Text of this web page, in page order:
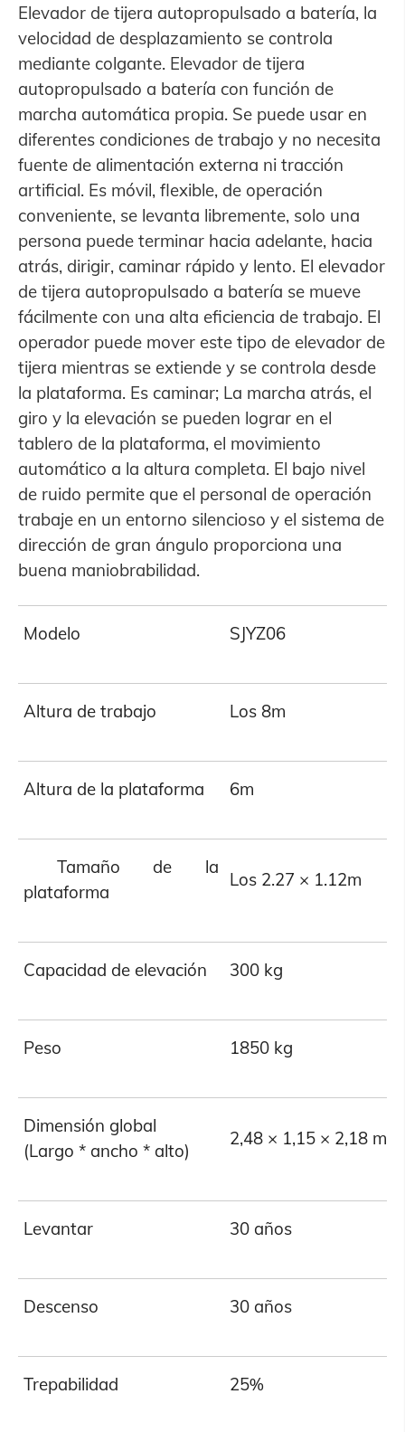
Elevador de tijera autopropulsado a batería, la
velocidad de desplazamiento se controla
mediante colgante. Elevador de tijera
autopropulsado a batería con función de
marcha automática propia. Se puede usar en
diferentes condiciones de trabajo y no necesita
fuente de alimentación externa ni tracción
artificial. Es móvil, flexible, de operación
conveniente, se levanta libremente, solo una
persona puede terminar hacia adelante, hacia
atrás, dirigir, caminar rápido y lento. El elevador
de tijera autopropulsado a batería se mueve
fácilmente con una alta eficiencia de trabajo. El
operador puede mover este tipo de elevador de
tijera mientras se extiende y se controla desde
la plataforma. Es caminar; La marcha atrás, el
giro y la elevación se pueden lograr en el
tablero de la plataforma, el movimiento
automático a la altura completa. El bajo nivel
de ruido permite que el personal de operación
trabaje en un entorno silencioso y el sistema de
dirección de gran ángulo proporciona una
buena maniobrabilidad.
Modelo SJYZ06
Altura de trabajo Los 8m
Altura de la plataforma 6m
Tamaño de la
plataforma
Los 2.27 × 1.12m
Capacidad de elevación 300 kg
Peso 1850 kg
Dimensión global
(Largo * ancho * alto)
2,48 × 1,15 × 2,18 m
Levantar 30 años
Descenso 30 años
Trepabilidad 25%